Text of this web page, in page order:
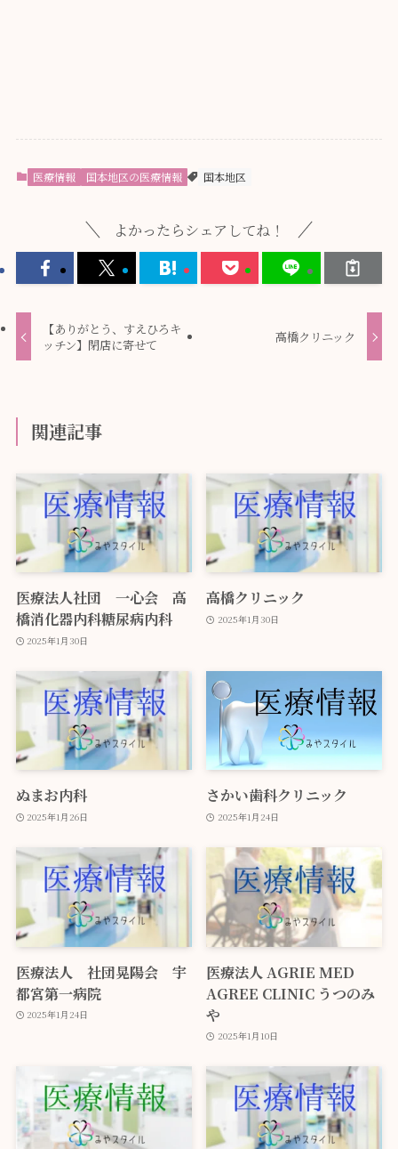
医療情報 国本地区の医療情報 国本地区
よかったらシェアしてね！
【ありがとう、すえひろキ
ッチン】閉店に寄せて
高橋クリニック
関連記事
医療法人社団 一心会 高
橋消化器内科糖尿病内科
2025年1月30日
高橋クリニック
2025年1月30日
ぬまお内科
2025年1月26日
さかい歯科クリニック
2025年1月24日
医療法人 社団晃陽会 宇
都宮第一病院
2025年1月24日
医療法人 AGRIE MED
AGREE CLINIC うつのみ
や
2025年1月10日